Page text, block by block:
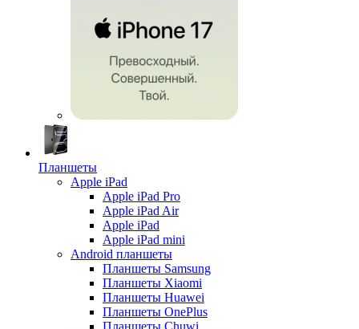
Планшеты
Apple iPad
Apple iPad Pro
Apple iPad Air
Apple iPad
Apple iPad mini
Android планшеты
Планшеты Samsung
Планшеты Xiaomi
Планшеты Huawei
Планшеты OnePlus
Планшеты Chuwi